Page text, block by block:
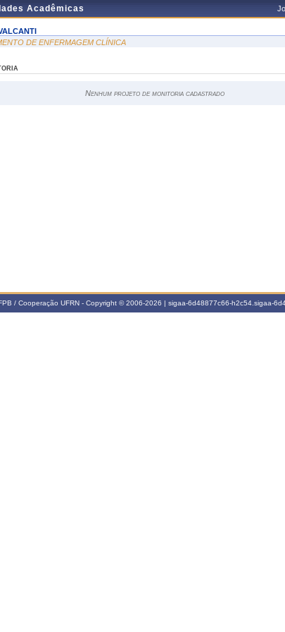
Acadêmicas
DE ENFERMAGEM CLÍNICA
Nenhum projeto de monitoria cadastrado
/ Cooperação UFRN - Copyright © 2006-2026 | sigaa-6d48877c66-h2c54.sigaa-